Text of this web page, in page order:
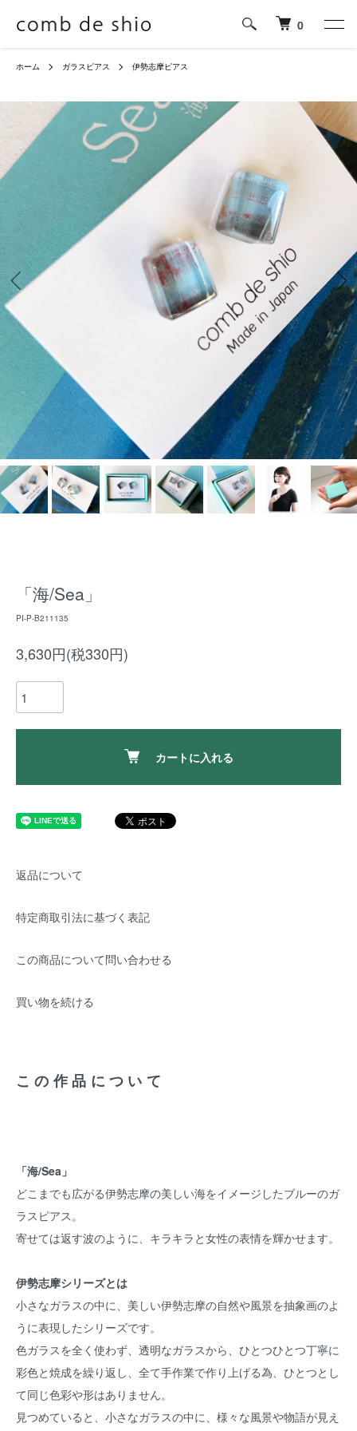
0
ホーム ガラスピアス 伊勢志摩ピアス
「海/Sea」
PI-P-B211135
3,630円(税330円)
カートに入れる
返品について
特定商取引法に基づく表記
この商品について問い合わせる
買い物を続ける
この作品について
「海/Sea」
どこまでも広がる伊勢志摩の美しい海をイメージしたブルーのガ
ラスピアス。
寄せては返す波のように、キラキラと女性の表情を輝かせます。
伊勢志摩シリーズとは
小さなガラスの中に、美しい伊勢志摩の自然や風景を抽象画のよ
うに表現したシリーズです。
色ガラスを全く使わず、透明なガラスから、ひとつひとつ丁寧に
彩色と焼成を繰り返し、全て手作業で作り上げる為、ひとつとし
て同じ色彩や形はありません。
見つめていると、小さなガラスの中に、様々な風景や物語が見え